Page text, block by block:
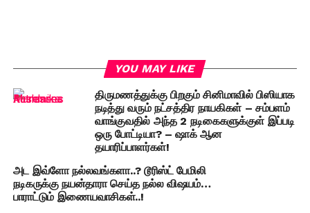
YOU MAY LIKE
திருமணத்துக்கு பிறகும் சினிமாவில் பிஸியாக
நடித்து வரும் நட்சத்திர நாயகிகள் – சம்பளம்
வாங்குவதில் அந்த 2 நடிகைகளுக்குள் இப்படி
ஒரு போட்டியா? – ஷாக் ஆன
தயாரிப்பாளர்கள்!
அட இவ்ளோ நல்லவங்களா..? டூரிஸ்ட் பேமிலி
நடிகருக்கு நயன்தாரா செய்த நல்ல விஷயம்…
பாராட்டும் இணையவாசிகள்..!